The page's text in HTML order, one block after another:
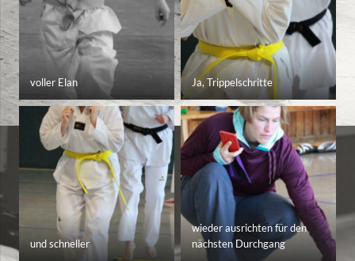
voller Elan Ja, Trippelschritte
und schneller
wieder ausrichten für den
nächsten Durchgang